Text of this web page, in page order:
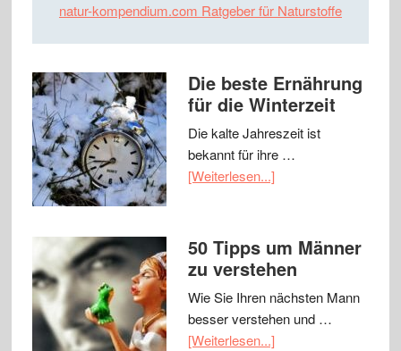
natur-kompendium.com Ratgeber für Naturstoffe
Die beste Ernährung
für die Winterzeit
Die kalte Jahreszeit ist
bekannt für ihre …
[Weiterlesen...]
50 Tipps um Männer
zu verstehen
Wie Sie Ihren nächsten Mann
besser verstehen und …
[Weiterlesen...]